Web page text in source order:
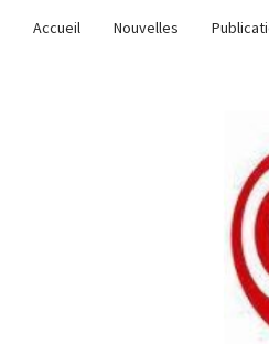
Accueil Nouvelles